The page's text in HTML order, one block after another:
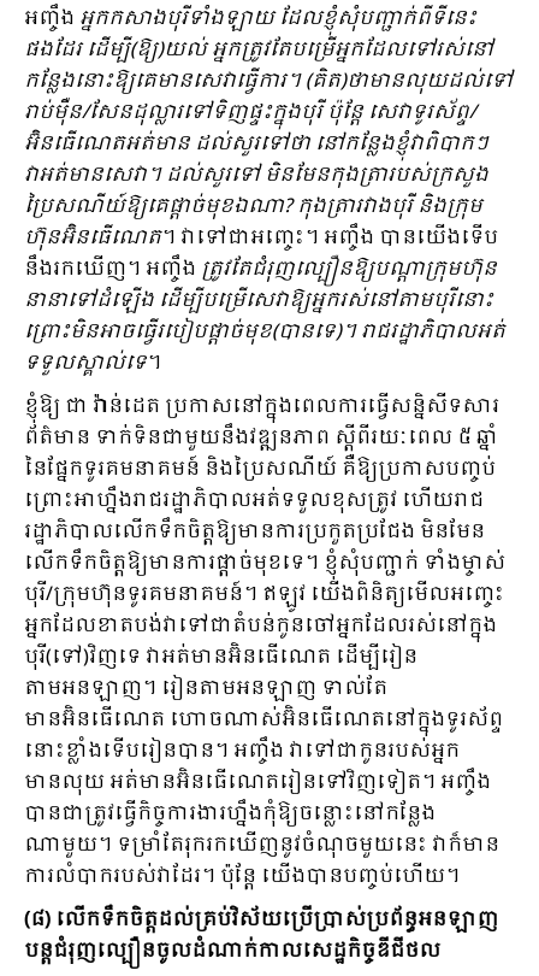
អញ្ចឹង អ្នកកសាងបុរីទាំងឡាយ ដែលខ្ញុំសុំបញ្ជាក់ពីទីនេះ
ផងដែរ ដើម្បី(ឱ្យ)យល់ អ្នកត្រូវតែបម្រើអ្នកដែលទៅរស់នៅ
កន្លែងនោះឱ្យគេមានសេវាធ្វើការ។ (គិត)ថាមានលុយដល់ទៅ
រាប់ម៉ឺន/សែនដុល្លារទៅទិញផ្ទះក្នុងបុរី ប៉ុន្តែ សេវាទូរស័ព្ទ/
អ៊ិនធើណេតអត់មាន ដល់សួរទៅថា នៅកន្លែងខ្ញុំវាពិបាកៗ
វាអត់មានសេវា។ ដល់សួរទៅ មិនមែនកុងត្រារបស់ក្រសួង
ប្រៃសណីយ៍ឱ្យគេផ្តាច់មុខឯណា? កុងត្រារវាងបុរី និងក្រុម
ហ៊ុនអ៊ិនធើណេត។ វាទៅជាអញ្ចេះ។ អញ្ចឹង បានយើងទើប
នឹងរកឃើញ។ អញ្ចឹង ត្រូវតែជំរុញល្បឿនឱ្យបណ្តាក្រុមហ៊ុន
នានាទៅដំឡើង ដើម្បីបម្រើសេវាឱ្យអ្នករស់នៅតាមបុរីនោះ
ព្រោះមិនអាចធ្វើរបៀបផ្តាច់មុខ(បានទេ)។ រាជរដ្ឋាភិបាលអត់
ទទួលស្គាល់ទេ។​
ខ្ញុំឱ្យ ជា វ៉ាន់ដេត ប្រកាសនៅក្នុងពេលការធ្វើសន្និសីទសារ
ព័ត៌មាន ទាក់ទិនជាមួយនឹងវឌ្ឍនភាព ស្តីពីរយៈពេល ៥ ឆ្នាំ
នៃផ្នែកទូរគមនាគមន៍ និងប្រៃសណីយ៍ គឺឱ្យប្រកាសបញ្ចប់
ព្រោះអាហ្នឹងរាជរដ្ឋាភិបាលអត់ទទួលខុសត្រូវ ហើយរាជ
រដ្ឋាភិបាលលើកទឹកចិត្តឱ្យមានការប្រកួតប្រជែង មិនមែន
លើកទឹកចិត្តឱ្យមានការផ្តាច់មុខទេ។ ខ្ញុំសុំបញ្ជាក់ ទាំងម្ចាស់
បុរី/ក្រុមហ៊ុនទូរគមនាគមន៍។ ឥឡូវ យើងពិនិត្យមើលអញ្ចេះ
អ្នកដែលខាតបង់វាទៅជាតំបន់កូនចៅអ្នកដែលរស់នៅក្នុង
បុរី(ទៅ)វិញទេ វាអត់មានអ៊ិនធើណេត ដើម្បីរៀន
តាមអនឡាញ។ រៀនតាមអនឡាញ ទាល់តែ
មានអ៊ិនធើណេត ហោចណាស់អ៊ិនធើណេតនៅក្នុងទូរស័ព្ទ
នោះខ្លាំងទើបរៀនបាន។ អញ្ចឹង វាទៅជាកូន​របស់អ្នក
មានលុយ អត់មានអ៊ិនធើណេតរៀនទៅវិញទៀត។ អញ្ចឹង
បានជាត្រូវធ្វើកិច្ចការងារហ្នឹងកុំឱ្យចន្លោះនៅកន្លែង
ណាមួយ។ ទម្រាំតែរុករកឃើញនូវចំណុចមួយនេះ វាក៏មាន
ការលំបាករបស់វាដែរ។ ប៉ុន្តែ យើងបានបញ្ចប់ហើយ។
(៨) លើកទឹកចិត្តដល់គ្រប់វិស័យប្រើប្រាស់ប្រព័ន្ធអនឡាញ
បន្តជំរុញល្បឿនចូលដំណាក់កាលសេដ្ឋកិច្ចឌីជីថល